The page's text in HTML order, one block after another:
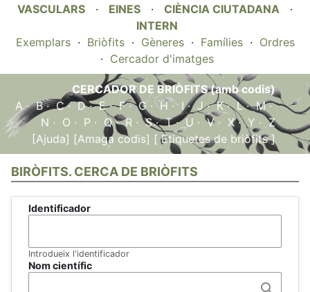
VASCULARS · EINES · CIÈNCIA CIUTADANA ·
INTERN
Exemplars· Briòfits· Gèneres· Famílies· Ordres
· Cercador d'imatges
CERCADOR DE BRIÒFITS (amb codis)
A·B·C·D·E·F·G·H · I·J·K·L·M·
N · O · P · Q·R ·S·T·U ·V· X·Y ·Z
[Ajuda] [Amaga codis] [ Etiquetes de briòfits ]
BIRÒFITS. CERCA DE BRIÒFITS
Identificador
Introdueix l'identificador
Nom científic